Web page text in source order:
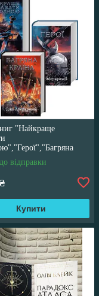
"Найкраще
Джо Аберкромбі
відправки
₴
Купити